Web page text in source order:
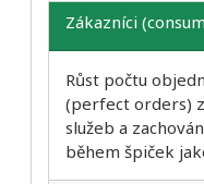
Zákazníci
Růst počtu
(perfect orders)
služeb a
během špiček